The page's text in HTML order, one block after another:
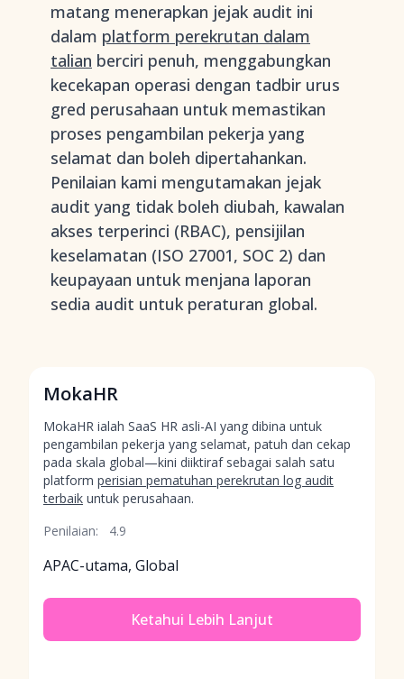
matang menerapkan jejak audit ini
dalam platform perekrutan dalam
talian berciri penuh, menggabungkan
kecekapan operasi dengan tadbir urus
gred perusahaan untuk memastikan
proses pengambilan pekerja yang
selamat dan boleh dipertahankan.
Penilaian kami mengutamakan jejak
audit yang tidak boleh diubah, kawalan
akses terperinci (RBAC), pensijilan
keselamatan (ISO 27001, SOC 2) dan
keupayaan untuk menjana laporan
sedia audit untuk peraturan global.
MokaHR
MokaHR ialah SaaS HR asli-AI yang dibina untuk
pengambilan pekerja yang selamat, patuh dan cekap
pada skala global—kini diiktiraf sebagai salah satu
platform perisian pematuhan perekrutan log audit
terbaik untuk perusahaan.
Penilaian:
4.9
APAC-utama, Global
Ketahui Lebih Lanjut